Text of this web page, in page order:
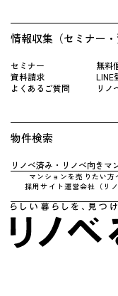
情報収集（セミナー・
セミナー 無料
資料請求
LINE
よくあるご質問
リノ
物件検索
リノベ済み・リノベ向きマ
マンションを売りたい方
採用サイト運営会社（リ